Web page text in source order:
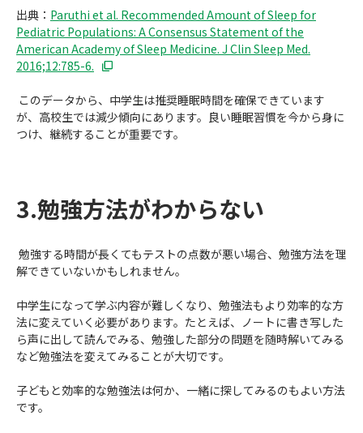
出典： Paruthi et al. Recommended Amount of Sleep for
Pediatric Populations: A Consensus Statement of the
American Academy of Sleep Medicine. J Clin Sleep Med.
2016;12:785-6.
このデータから、中学生は推奨睡眠時間を確保できています
が、高校生では減少傾向にあります。良い睡眠習慣を今から身に
つけ、継続することが重要です。
3.勉強方法がわからない
勉強する時間が長くてもテストの点数が悪い場合、勉強方法を理
解できていないかもしれません。
中学生になって学ぶ内容が難しくなり、勉強法もより効率的な方
法に変えていく必要があります。たとえば、ノートに書き写した
ら声に出して読んでみる、勉強した部分の問題を随時解いてみる
など勉強法を変えてみることが大切です。
子どもと効率的な勉強法は何か、一緒に探してみるのもよい方法
です。